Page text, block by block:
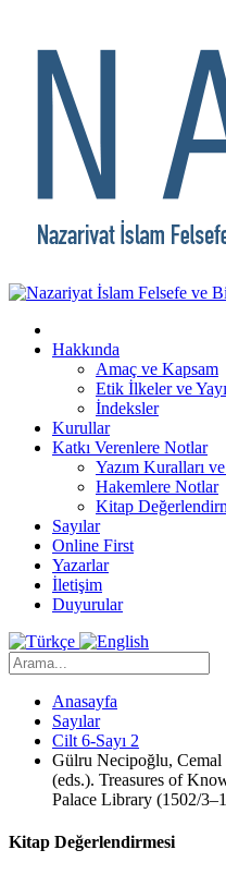
Hakkında
Amaç ve Kapsam
Etik İlkeler ve
İndeksler
Kurullar
Katkı Verenlere Notlar
Yazım Kuralları
Hakemlere Notlar
Kitap
Sayılar
Online First
Yazarlar
İletişim
Duyurular
Anasayfa
Sayılar
Cilt 6-Sayı 2
Gülru Necipoğlu,
(eds.). Treasures of
Palace Library (1502/
Kitap Değerlendirmesi